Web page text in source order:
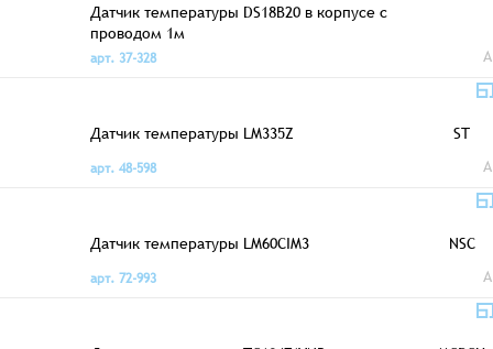
Датчик температуры DS18B20 в корпусе с
проводом 1м
арт. 37-328
A
Датчик температуры LM335Z
ST
арт. 48-598
A
Датчик температуры LM60CIM3
NSC
арт. 72-993
A